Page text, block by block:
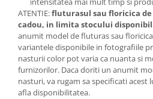
ATENTIE:fluturasul sau floricica
cadou, in limita stocului
anumit model de fluturas sau
variantele disponibile in fotografiile
nasturii color pot varia ca nuanta si
furnizorilor. Daca doriti un anumit
nasturi, va rugam sa specificati acest
afla disponibilitatea.